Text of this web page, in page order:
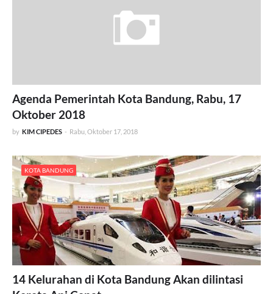
Agenda Pemerintah Kota Bandung, Rabu, 17
Oktober 2018
by KIM CIPEDES - Rabu, Oktober 17, 2018
KOTA BANDUNG
14 Kelurahan di Kota Bandung Akan dilintasi